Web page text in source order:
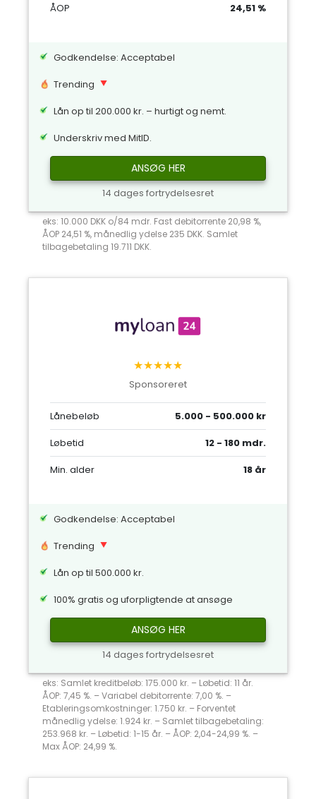
ÅOP
24,51 %
Godkendelse: Acceptabel
Trending
Lån op til 200.000 kr. – hurtigt og nemt.
Underskriv med MitID.
ANSØG HER
14 dages fortrydelsesret
eks: 10.000 DKK o/84 mdr. Fast debitorrente 20,98 %,
ÅOP 24,51 %, månedlig ydelse 235 DKK. Samlet
tilbagebetaling 19.711 DKK.
★★★★★
Sponsoreret
Lånebeløb
5.000 - 500.000 kr
Løbetid
12 - 180 mdr.
Min. alder
18 år
Godkendelse: Acceptabel
Trending
Lån op til 500.000 kr.
100% gratis og uforpligtende at ansøge
ANSØG HER
14 dages fortrydelsesret
eks: Samlet kreditbeløb: 175.000 kr. – Løbetid: 11 år.
ÅOP: 7,45 %. – Variabel debitorrente: 7,00 %. –
Etableringsomkostninger: 1.750 kr. – Forventet
månedlig ydelse: 1.924 kr. – Samlet tilbagebetaling:
253.968 kr. – Løbetid: 1-15 år. – ÅOP: 2,04-24,99 %. –
Max ÅOP: 24,99 %.